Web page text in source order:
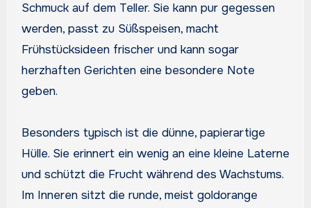
Schmuck auf dem Teller. Sie kann pur gegessen
werden, passt zu Süßspeisen, macht
Frühstücksideen frischer und kann sogar
herzhaften Gerichten eine besondere Note
geben.
Besonders typisch ist die dünne, papierartige
Hülle. Sie erinnert ein wenig an eine kleine Laterne
und schützt die Frucht während des Wachstums.
Im Inneren sitzt die runde, meist goldorange